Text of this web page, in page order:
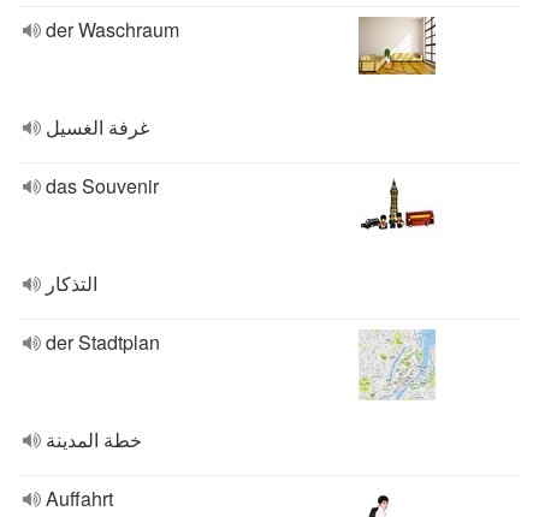
der Waschraum
غرفة الغسيل
das Souvenir
التذكار
der Stadtplan
خطة المدينة
Auffahrt